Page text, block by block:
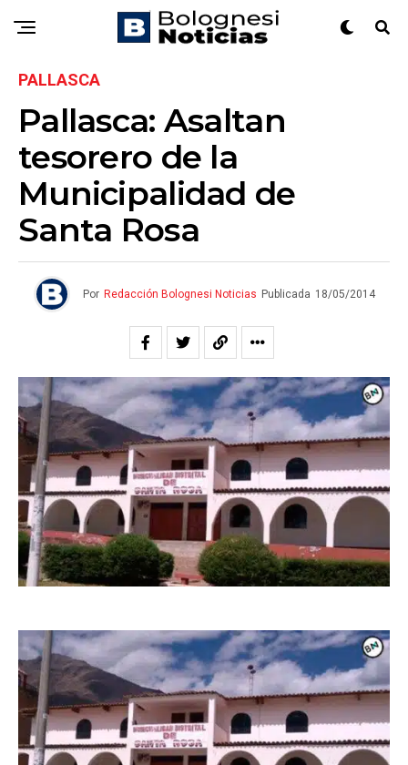
PALLASCA
Pallasca: Asaltan
tesorero de la
Municipalidad de
Santa Rosa
Por Redacción Bolognesi Noticias Publicada 18/05/2014